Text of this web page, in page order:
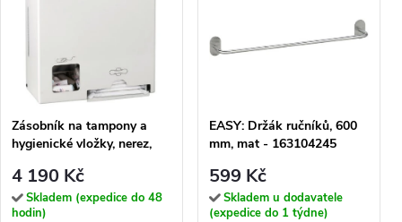
Zásobník na tampony a
hygienické vložky, nerez,
4 190 Kč
Skladem (expedice do 48
hodin)
EASY: Držák ručníků, 600
mm, mat - 163104245
599 Kč
Skladem u dodavatele
(expedice do 1 týdne)